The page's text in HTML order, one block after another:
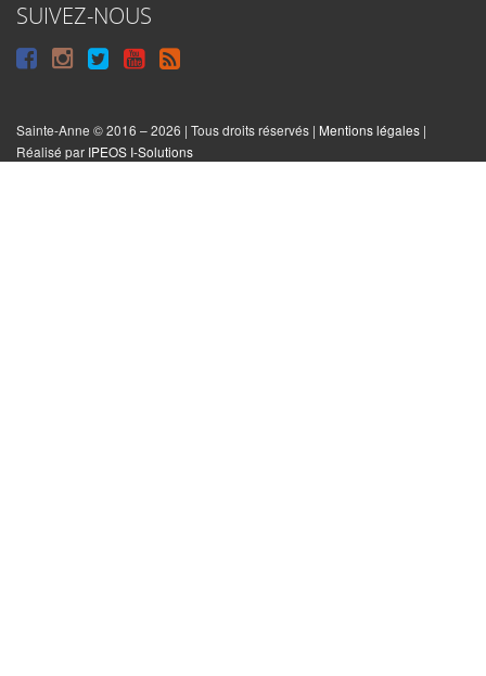
SUIVEZ-NOUS
Suivre
Facebook
Suivre
Instagram
Suivre
Twitter
Syndiquer
le
site
Sainte-Anne © 2016 – 2026 | Tous droits réservés | Mentions légales |
Réalisé par IPEOS I-Solutions
Réinitialiser